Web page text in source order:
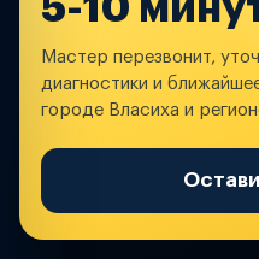
5-10
Мастер перезвонит,
диагностики и
городе Власиха и